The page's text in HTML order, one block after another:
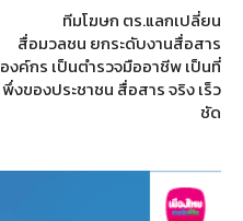
ทีมโฆษก ตร.แลกเปลี่ยน
สื่อมวลชน ยกระดับงานสื่อสาร
องค์กร เป็นตำรวจมืออาชีพ เป็นที่
พึ่งของประชาชน สื่อสาร จริง เร็ว
ชัด